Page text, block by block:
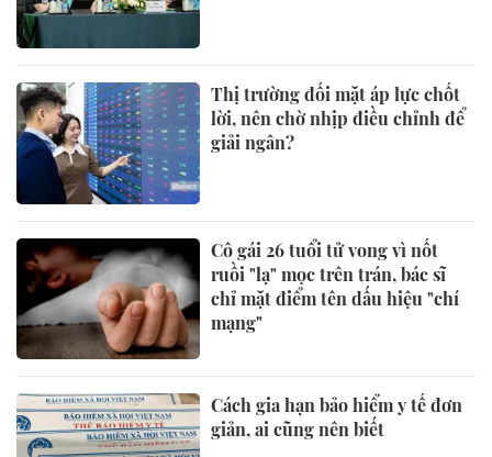
Thị trường đối mặt áp lực chốt
lời, nên chờ nhịp điều chỉnh để
giải ngân?
Cô gái 26 tuổi tử vong vì nốt
ruồi "lạ" mọc trên trán, bác sĩ
chỉ mặt điểm tên dấu hiệu "chí
mạng"
Cách gia hạn bảo hiểm y tế đơn
giản, ai cũng nên biết